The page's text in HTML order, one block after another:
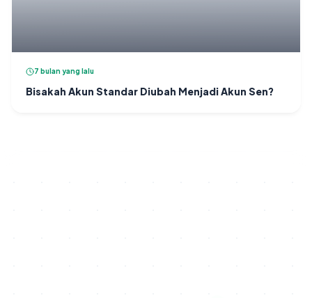
7 bulan yang lalu
Bisakah Akun Standar Diubah Menjadi Akun Sen?